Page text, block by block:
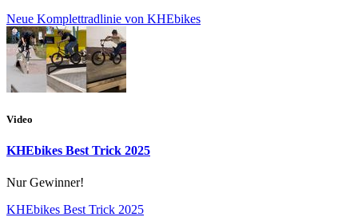
Neue Komplettradlinie von KHEbikes
Video
KHEbikes Best Trick 2025
Nur Gewinner!
KHEbikes Best Trick 2025